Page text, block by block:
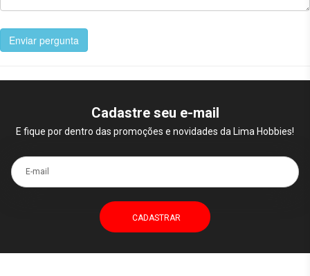
Enviar pergunta
Cadastre seu e-mail
E fique por dentro das promoções e novidades da Lima Hobbies!
E-mail